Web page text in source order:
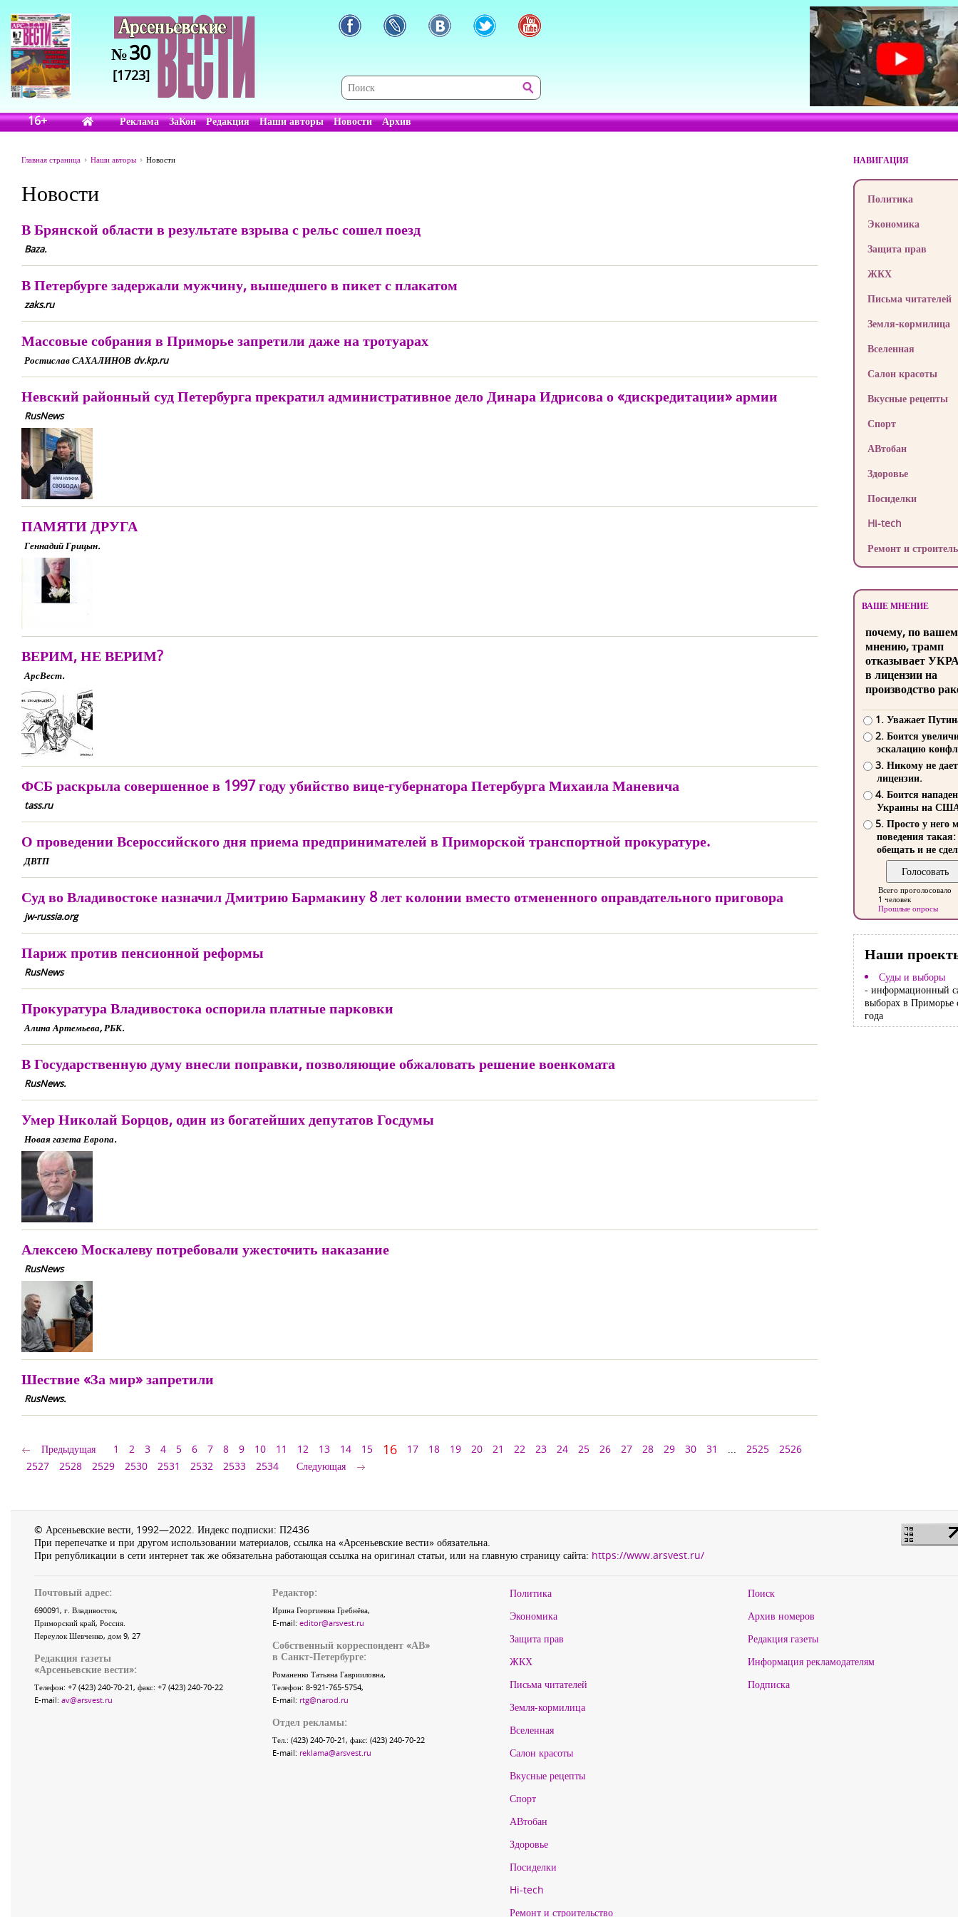
№30
[1723]
16+ Реклама ЗаКон Редакция Наши авторы Новости Архив
Главная страница Наши авторы Новости
Новости
В Брянской области в результате взрыва с рельс сошел поезд
Baza.
В Петербурге задержали мужчину, вышедшего в пикет с плакатом
zaks.ru
Массовые собрания в Приморье запретили даже на тротуарах
Ростислав САХАЛИНОВ dv.kp.ru
Невский районный суд Петербурга прекратил административное дело Динара Идрисова о «дискредитации» армии
RusNews
ПАМЯТИ ДРУГА
Геннадий Грицын.
ВЕРИМ, НЕ ВЕРИМ?
АрсВест.
ФСБ раскрыла совершенное в 1997 году убийство вице-губернатора Петербурга Михаила Маневича
tass.ru
О проведении Всероссийского дня приема предпринимателей в Приморской транспортной прокуратуре.
ДВТП
Суд во Владивостоке назначил Дмитрию Бармакину 8 лет колонии вместо отмененного оправдательного приговора
jw-russia.org
Париж против пенсионной реформы
RusNews
Прокуратура Владивостока оспорила платные парковки
Алина Артемьева, РБК.
В Государственную думу внесли поправки, позволяющие обжаловать решение военкомата
RusNews.
Умер Николай Борцов, один из богатейших депутатов Госдумы
Новая газета Европа.
Алексею Москалеву потребовали ужесточить наказание
RusNews
Шествие «За мир» запретили
RusNews.
Предыдущая 1 2 3 4 5 6 7 8 9 10 11 12 13 14 15 16 17 18 19 20 21 22 23 24 25 26 27 28 29 30 31 ... 2525
2526
2527
2528 2529 2530 2531 2532 2533 2534 Следующая
НАВИГАЦИЯ
Политика
Экономика
Защита прав
ЖКХ
Письма читателей
Земля-кормилица
Вселенная
Салон красоты
Вкусные рецепты
Спорт
АВтобан
Здоровье
Посиделки
Hi-tech
Ремонт и
ВАШЕ МНЕНИЕ
почему, по
мнению, трамп
отказывает
в лицензии на
производство
1. Уважает
2. Боится
эскалацию
3. Никому не
лицензии.
4. Боится
Украины на
5. Просто у него
поведения такая:
обещать и не
Всего проголосовало
1 человек
Прошлые опросы
Наши
Суды и выборы
- информационный
выборах в Приморье
года
© Арсеньевские вести, 1992—2022. Индекс подписки: П2436
При перепечатке и при другом использовании материалов, ссылка на «Арсеньевские вести» обязательна.
При републикации в сети интернет так же обязательна работающая ссылка на оригинал статьи, или на главную страницу сайта: https://www.arsvest.ru/
Почтовый адрес:
690091, г. Владивосток,
Приморский край, Россия.
Переулок Шевченко, дом 9, 27
Редакция газеты
«Арсеньевские вести»:
Телефон: +7 (423) 240-70-21, факс: +7 (423) 240-70-22
E-mail: av@arsvest.ru
Редактор:
Ирина Георгиевна Гребнёва,
E-mail: editor@arsvest.ru
Собственный корреспондент «АВ»
в Санкт-Петербурге:
Романенко Татьяна Гаврииловна,
Телефон: 8-921-765-5754,
E-mail: rtg@narod.ru
Отдел рекламы:
Тел.: (423) 240-70-21, факс: (423) 240-70-22
E-mail: reklama@arsvest.ru
Политика
Экономика
Защита прав
ЖКХ
Письма читателей
Земля-кормилица
Вселенная
Салон красоты
Вкусные рецепты
Спорт
АВтобан
Здоровье
Посиделки
Hi-tech
Ремонт и строительство
Поиск
Архив номеров
Редакция газеты
Информация рекламодателям
Подписка